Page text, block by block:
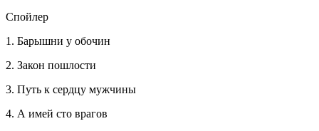
Спойлер
1. Барышни у обочин
2. Закон пошлости
3. Путь к сердцу мужчины
4. А имей сто врагов